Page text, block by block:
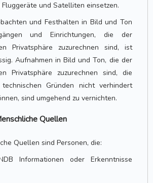
Fluggeräte und Satelliten einsetzen.
und Festhalten in Bild und Ton
und Einrichtungen, die der
Privatsphäre zuzurechnen sind, ist
Aufnahmen in Bild und Ton, die der
Privatsphäre zuzurechnen sind, die
Gründen nicht verhindert
sind umgehend zu vernichten.
Quellen
Quellen sind Personen, die:
Informationen oder Erkenntnisse